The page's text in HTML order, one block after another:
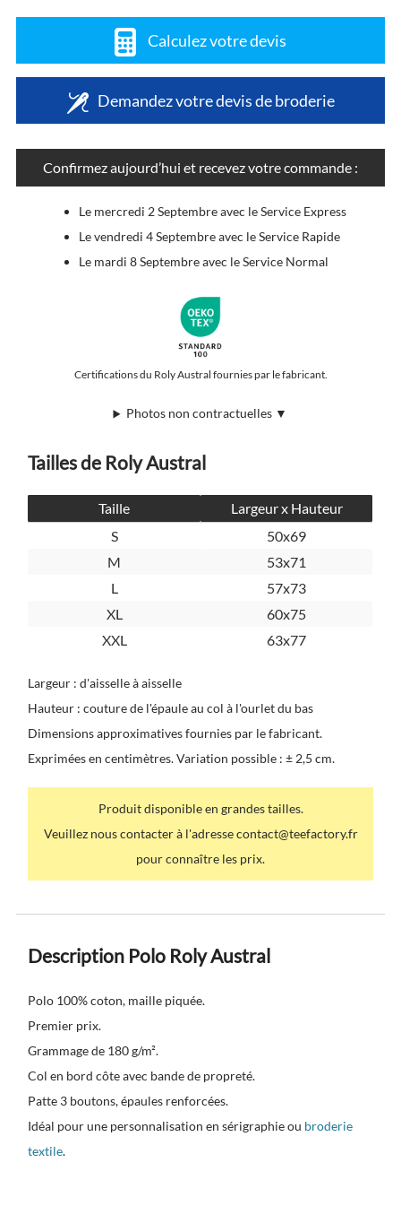
Calculez votre devis
Demandez votre devis de broderie
Confirmez aujourd’hui et recevez votre commande :
Le mercredi 2 Septembre avec le Service Express
Le vendredi 4 Septembre avec le Service Rapide
Le mardi 8 Septembre avec le Service Normal
Certifications du Roly Austral fournies par le fabricant.
Photos non contractuelles ▼
Tailles de Roly Austral
Taille
Largeur x Hauteur
S
50x69
M
53x71
L
57x73
XL
60x75
XXL
63x77
Largeur : d'aisselle à aisselle
Hauteur : couture de l'épaule au col à l'ourlet du bas
Dimensions approximatives fournies par le fabricant.
Exprimées en centimètres. Variation possible : ± 2,5 cm.
Produit disponible en grandes tailles.
Veuillez nous contacter à l'adresse contact@teefactory.fr
pour connaître les prix.
Description Polo Roly Austral
Polo 100% coton, maille piquée.
Premier prix.
Grammage de 180 g/m².
Col en bord côte avec bande de propreté.
Patte 3 boutons, épaules renforcées.
Idéal pour une personnalisation en sérigraphie ou broderie
textile.